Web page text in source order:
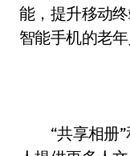
能，提升移动
智能手机的老
“共享相册”